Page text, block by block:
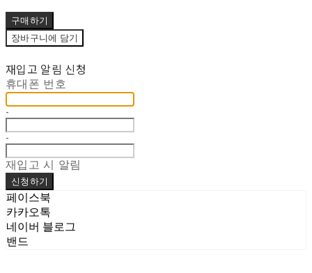
구매하기
장바구니에 담기
재입고 알림 신청
휴대폰 번호
-
-
재입고 시 알림
신청하기
페이스북
카카오톡
네이버 블로그
밴드